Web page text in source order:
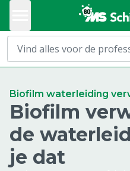
Biofilm waterleiding
Biofilm
de
je dat